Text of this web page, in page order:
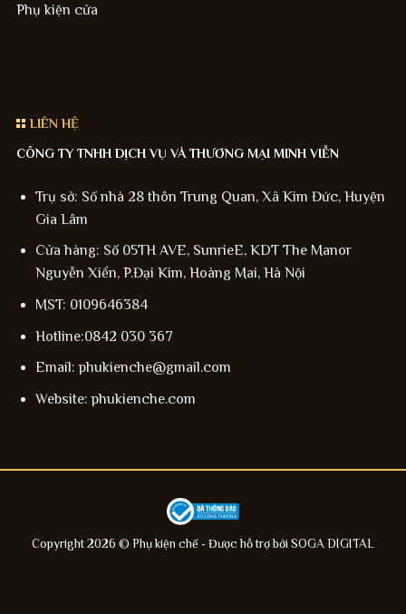
Phụ kiện cửa
LIÊN HỆ
CÔNG TY TNHH DỊCH VỤ VÀ THƯƠNG MẠI MINH VIỄN
Trụ sở: Số nhà 28 thôn Trung Quan, Xã Kim Đức, Huyện
Gia Lâm
Cửa hàng: Số 05TH AVE, SunrieE, KDT The Manor
Nguyễn Xiển, P.Đại Kim, Hoàng Mai, Hà Nội
MST: 0109646384
Hotline:0842 030 367
Email: phukienche@gmail.com
Website: phukienche.com
Copyright 2026 © Phụ kiện chế - Được hỗ trợ bởi SOGA DIGITAL